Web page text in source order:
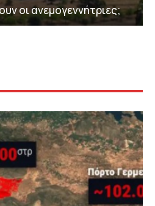
οι ανεμογεννήτριες;